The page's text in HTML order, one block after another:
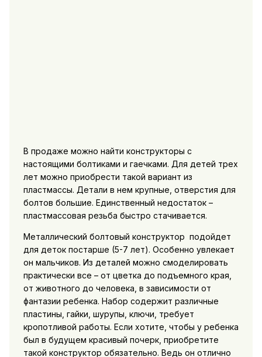
В продаже можно найти конструкторы с
настоящими болтиками и гаечками. Для детей трех
лет можно приобрести такой вариант из
пластмассы. Детали в нем крупные, отверстия для
болтов большие. Единственный недостаток –
пластмассовая резьба быстро стачивается.
Металлический болтовый конструктор подойдет
для деток постарше (5-7 лет). Особенно увлекает
он мальчиков. Из деталей можно смоделировать
практически все – от цветка до подъемного края,
от животного до человека, в зависимости от
фантазии ребенка. Набор содержит различные
пластины, гайки, шурупы, ключи, требует
кропотливой работы. Если хотите, чтобы у ребенка
был в будущем красивый почерк, приобретите
такой конструктор обязательно. Ведь он отлично